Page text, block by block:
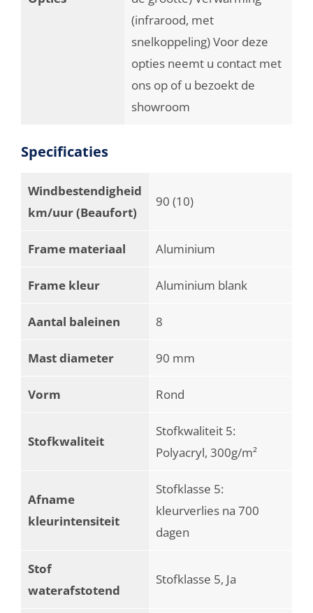
(infrarood, met
snelkoppeling) Voor deze
opties neemt u contact met
ons op of u bezoekt de
showroom
Specificaties
Windbestendigheid
km/uur (Beaufort)
90 (10)
Frame materiaal Aluminium
Frame kleur Aluminium blank
Aantal baleinen 8
Mast diameter 90 mm
Vorm Rond
Stofkwaliteit
Stofkwaliteit 5:
Polyacryl, 300g/m²
Afname
kleurintensiteit
Stofklasse 5:
kleurverlies na 700
dagen
Stof
waterafstotend
Stofklasse 5, Ja